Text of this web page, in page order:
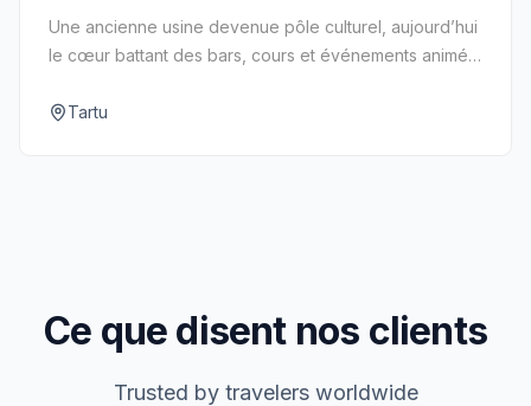
Une ancienne usine devenue pôle culturel, aujourd’hui
le cœur battant des bars, cours et événements animés
Tartu
Ce que disent nos clients
Trusted by travelers worldwide